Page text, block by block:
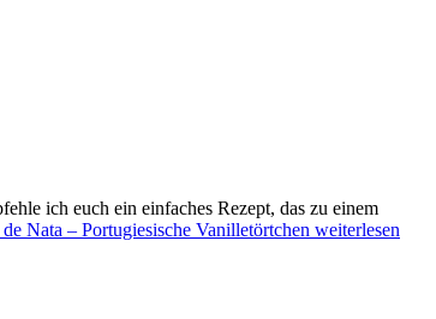
ich euch ein einfaches Rezept, das zu einem
de Nata – Portugiesische Vanilletörtchen weiterlesen